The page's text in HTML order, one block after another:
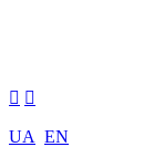
 
UA EN